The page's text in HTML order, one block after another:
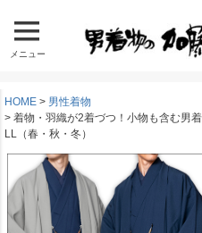
メニュー
HOME
男性着物
着物・羽織が2着づつ！小物も含む男
LL（春・秋・冬）